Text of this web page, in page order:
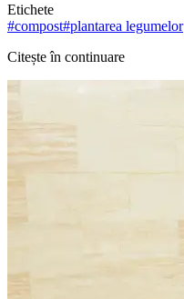
Etichete
#compost#plantarea legumelor
Citește în continuare